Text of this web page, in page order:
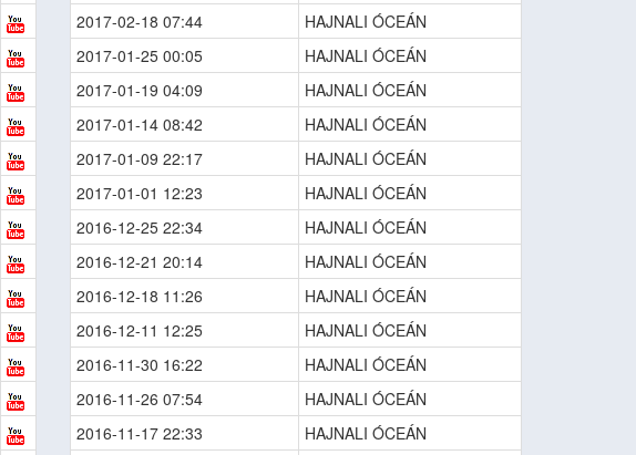
2017-02-18 07:44
HAJNALI ÓCEÁN
2017-01-25 00:05
HAJNALI ÓCEÁN
2017-01-19 04:09
HAJNALI ÓCEÁN
2017-01-14 08:42
HAJNALI ÓCEÁN
2017-01-09 22:17
HAJNALI ÓCEÁN
2017-01-01 12:23
HAJNALI ÓCEÁN
2016-12-25 22:34
HAJNALI ÓCEÁN
2016-12-21 20:14
HAJNALI ÓCEÁN
2016-12-18 11:26
HAJNALI ÓCEÁN
2016-12-11 12:25
HAJNALI ÓCEÁN
2016-11-30 16:22
HAJNALI ÓCEÁN
2016-11-26 07:54
HAJNALI ÓCEÁN
2016-11-17 22:33
HAJNALI ÓCEÁN